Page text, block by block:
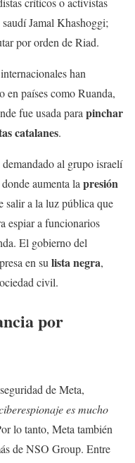
Jamal Khashoggi;
por orden de Riad.
han
en países como Ruanda,
fue usada parapinchar
catalanes.
al grupo israelí
donde aumenta lapresión
salir a la luz pública que
espiar a funcionarios
El gobierno del
en sulista negra,
civil.
por
de Meta,
es mucho
lo tanto, Meta también
de NSO Group. Entre